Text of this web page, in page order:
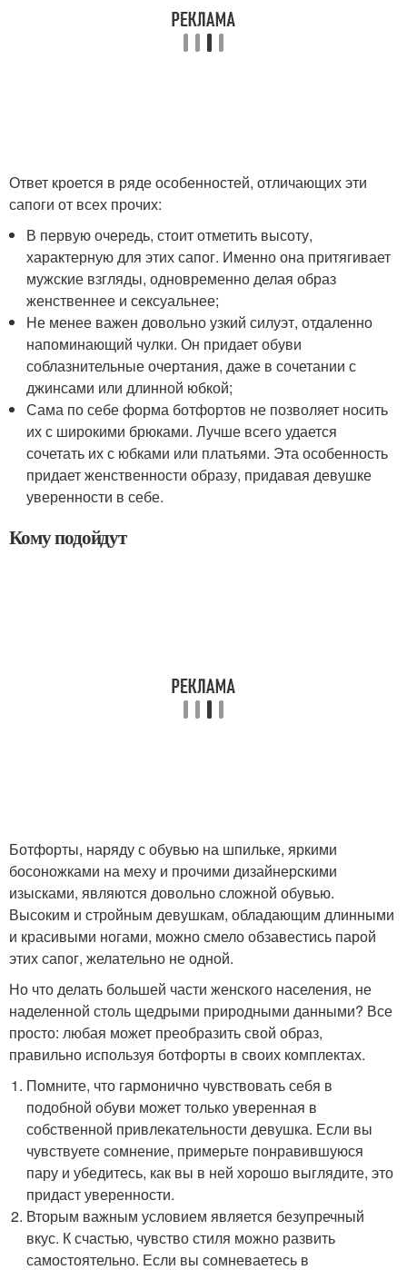
Ответ кроется в ряде особенностей, отличающих эти
сапоги от всех прочих:
В первую очередь, стоит отметить высоту,
характерную для этих сапог. Именно она притягивает
мужские взгляды, одновременно делая образ
женственнее и сексуальнее;
Не менее важен довольно узкий силуэт, отдаленно
напоминающий чулки. Он придает обуви
соблазнительные очертания, даже в сочетании с
джинсами или длинной юбкой;
Сама по себе форма ботфортов не позволяет носить
их с широкими брюками. Лучше всего удается
сочетать их с юбками или платьями. Эта особенность
придает женственности образу, придавая девушке
уверенности в себе.
Кому подойдут
Ботфорты, наряду с обувью на шпильке, яркими
босоножками на меху и прочими дизайнерскими
изысками, являются довольно сложной обувью.
Высоким и стройным девушкам, обладающим длинными
и красивыми ногами, можно смело обзавестись парой
этих сапог, желательно не одной.
Но что делать большей части женского населения, не
наделенной столь щедрыми природными данными? Все
просто: любая может преобразить свой образ,
правильно используя ботфорты в своих комплектах.
Помните, что гармонично чувствовать себя в
подобной обуви может только уверенная в
собственной привлекательности девушка. Если вы
чувствуете сомнение, примерьте понравившуюся
пару и убедитесь, как вы в ней хорошо выглядите, это
придаст уверенности.
Вторым важным условием является безупречный
вкус. К счастью, чувство стиля можно развить
самостоятельно. Если вы сомневаетесь в